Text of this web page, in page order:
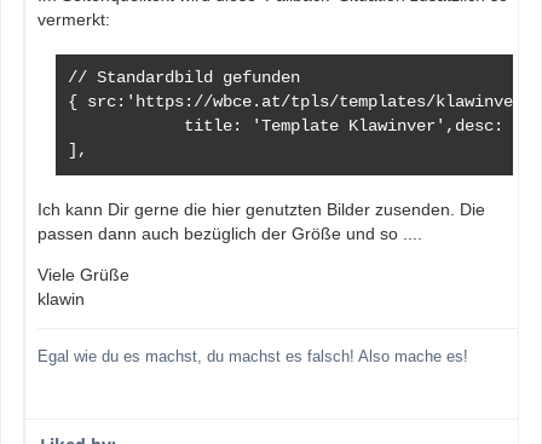
vermerkt:
// Standardbild gefunden
{ src:'https://wbce.at/tpls/templates/
title: 'Template Klawinver',desc:
],
Ich kann Dir gerne die hier genutzten Bilder zusenden. Die
passen dann auch bezüglich der Größe und so ....
Viele Grüße
klawin
Egal wie du es machst, du machst es falsch! Also mache es!